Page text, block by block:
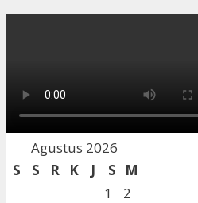
Agustus 2026
S
S R K J S
M
1
2